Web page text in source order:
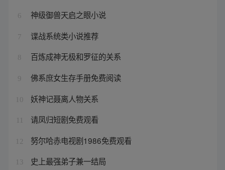
6 神级御兽天启之眼小说
7 谍战系统类小说推荐
8 百炼成神无极和罗征的关系
9 佛系庶女生存手册免费阅读
10 妖神记聂离人物关系
请凤归短剧免费观看
12 努尔哈赤电视剧1986免费观看
13 史上最强弟子兼一结局